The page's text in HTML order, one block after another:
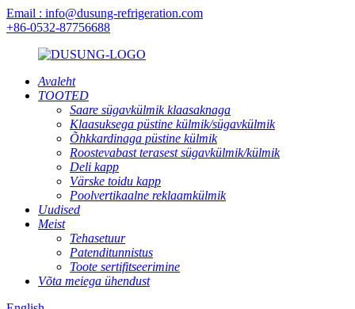
Email : info@dusung-refrigeration.com
+86-0532-87756688
Avaleht
TOOTED
Saare sügavkülmik klaasaknaga
Klaasuksega püstine külmik/sügavkülmik
Õhkkardinaga püstine külmik
Roostevabast terasest sügavkülmik/külmik
Deli kapp
Värske toidu kapp
Poolvertikaalne reklaamkülmik
Uudised
Meist
Tehasetuur
Patenditunnistus
Toote sertifitseerimine
Võta meiega ühendust